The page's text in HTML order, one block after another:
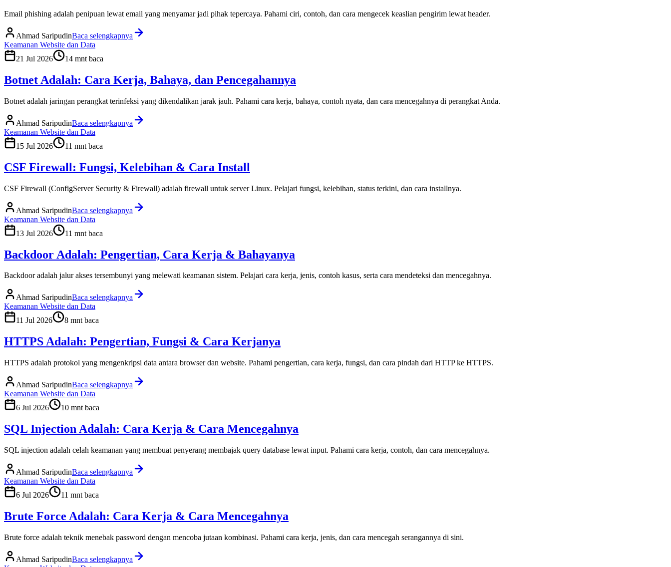
Email phishing adalah penipuan lewat email yang menyamar jadi pihak tepercaya. Pahami ciri, contoh, dan cara mengecek keaslian pengirim lewat header.
Ahmad SaripudinBaca selengkapnya
Keamanan Website dan Data
21 Jul 2026
14 mnt baca
Botnet Adalah: Cara Kerja, Bahaya, dan Pencegahannya
Botnet adalah jaringan perangkat terinfeksi yang dikendalikan jarak jauh. Pahami cara kerja, bahaya, contoh nyata, dan cara mencegahnya di perangkat Anda.
Ahmad SaripudinBaca selengkapnya
Keamanan Website dan Data
15 Jul 2026
11 mnt baca
CSF Firewall: Fungsi, Kelebihan & Cara Install
CSF Firewall (ConfigServer Security & Firewall) adalah firewall untuk server Linux. Pelajari fungsi, kelebihan, status terkini, dan cara installnya.
Ahmad SaripudinBaca selengkapnya
Keamanan Website dan Data
13 Jul 2026
11 mnt baca
Backdoor Adalah: Pengertian, Cara Kerja & Bahayanya
Backdoor adalah jalur akses tersembunyi yang melewati keamanan sistem. Pelajari cara kerja, jenis, contoh kasus, serta cara mendeteksi dan mencegahnya.
Ahmad SaripudinBaca selengkapnya
Keamanan Website dan Data
11 Jul 2026
8 mnt baca
HTTPS Adalah: Pengertian, Fungsi & Cara Kerjanya
HTTPS adalah protokol yang mengenkripsi data antara browser dan website. Pahami pengertian, cara kerja, fungsi, dan cara pindah dari HTTP ke HTTPS.
Ahmad SaripudinBaca selengkapnya
Keamanan Website dan Data
6 Jul 2026
10 mnt baca
SQL Injection Adalah: Cara Kerja & Cara Mencegahnya
SQL injection adalah celah keamanan yang membuat penyerang membajak query database lewat input. Pahami cara kerja, contoh, dan cara mencegahnya.
Ahmad SaripudinBaca selengkapnya
Keamanan Website dan Data
6 Jul 2026
11 mnt baca
Brute Force Adalah: Cara Kerja & Cara Mencegahnya
Brute force adalah teknik menebak password dengan mencoba jutaan kombinasi. Pahami cara kerja, jenis, dan cara mencegah serangannya di sini.
Ahmad SaripudinBaca selengkapnya